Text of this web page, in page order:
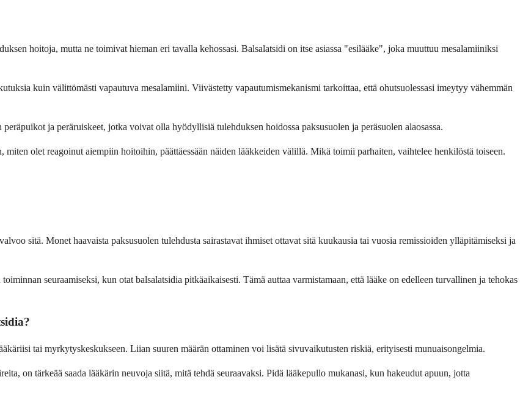
hoitoja, mutta ne toimivat hieman eri tavalla kehossasi. Balsalatsidi on itse asiassa "esilääke", joka muuttuu mesalamiiniksi
kuin välittömästi vapautuva mesalamiini. Viivästetty vapautumismekanismi tarkoittaa, että ohutsuolessasi imeytyy vähemmän
ja peräruiskeet, jotka voivat olla hyödyllisiä tulehduksen hoidossa paksusuolen ja peräsuolen alaosassa.
olet reagoinut aiempiin hoitoihin, päättäessään näiden lääkkeiden välillä. Mikä toimii parhaiten, vaihtelee henkilöstä toiseen.
sitä. Monet haavaista paksusuolen tulehdusta sairastavat ihmiset ottavat sitä kuukausia tai vuosia remissioiden ylläpitämiseksi ja
seuraamiseksi, kun otat balsalatsidia pitkäaikaisesti. Tämä auttaa varmistamaan, että lääke on edelleen turvallinen ja tehokas
tai myrkytyskeskukseen. Liian suuren määrän ottaminen voi lisätä sivuvaikutusten riskiä, erityisesti munuaisongelmia.
on tärkeää saada lääkärin neuvoja siitä, mitä tehdä seuraavaksi. Pidä lääkepullo mukanasi, kun hakeudut apuun, jotta